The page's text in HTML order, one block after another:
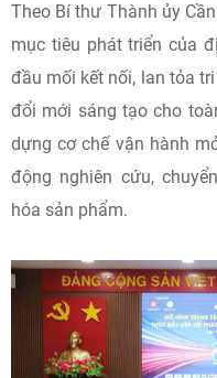
- Thúc đẩy liên kết phát
Chỉ đạo tại hội thảo, ông
hành Trung ương
định, Trung tâm Đổi mới
xây dựng theo hướng
tiềm năng của cộng
Theo Bí thư Thành ủy
mục tiêu phát triển của
đầu mối kết nối, lan tỏa